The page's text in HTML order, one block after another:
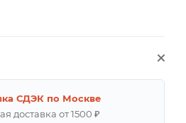
СДЭК по Москве
доставка от 1500 ₽